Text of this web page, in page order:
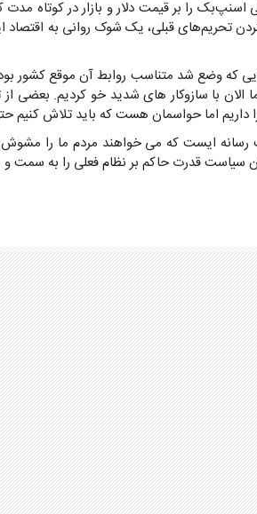
را بر قیمت دلار و بازار در کوتاه
تحریم‌های قبلی، یک شوک روانی به
الان با سازوکار های شدید خو کردیم.
داریم اما حواسمان هست که باید تلاش کنیم
ایست که می خواهند مردم ما را مشوش
سیاست قدرت حاکم بر نظام فعلی را به سمت